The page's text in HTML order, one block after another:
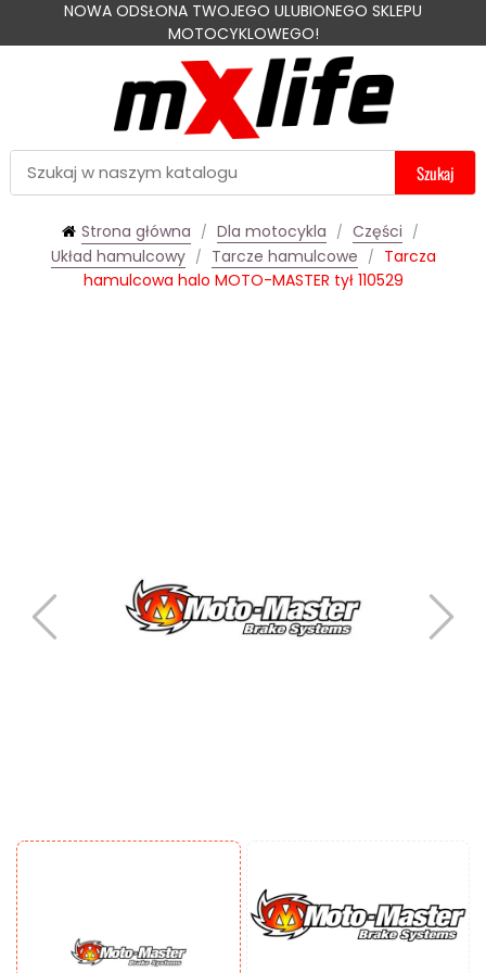
NOWA ODSŁONA TWOJEGO ULUBIONEGO SKLEPU
MOTOCYKLOWEGO!
Szukaj
Strona główna Dla motocykla
Części
Układ hamulcowy
Tarcze hamulcowe
Tarcza
hamulcowa halo MOTO-MASTER tył 110529